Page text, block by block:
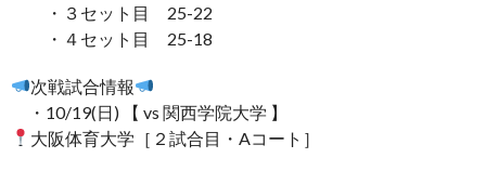
・３セット目 25-22
・４セット目 25-18
次戦試合情報
・10/19(日) 【 vs 関西学院大学 】
大阪体育大学［２試合目・Aコート］